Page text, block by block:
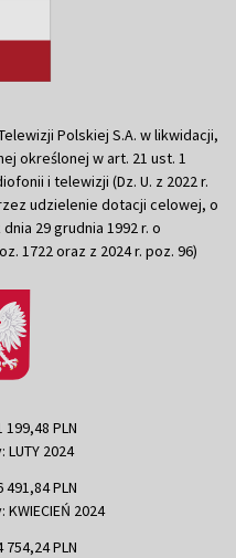
Polskiej S.A. w likwidacji,
określonej w art. 21 ust. 1
i telewizji (Dz. U. z 2022 r.
udzielenie dotacji celowej, o
29 grudnia 1992 r. o
1722 oraz z 2024 r. poz. 96)
PLN
2024
PLN
2024
PLN